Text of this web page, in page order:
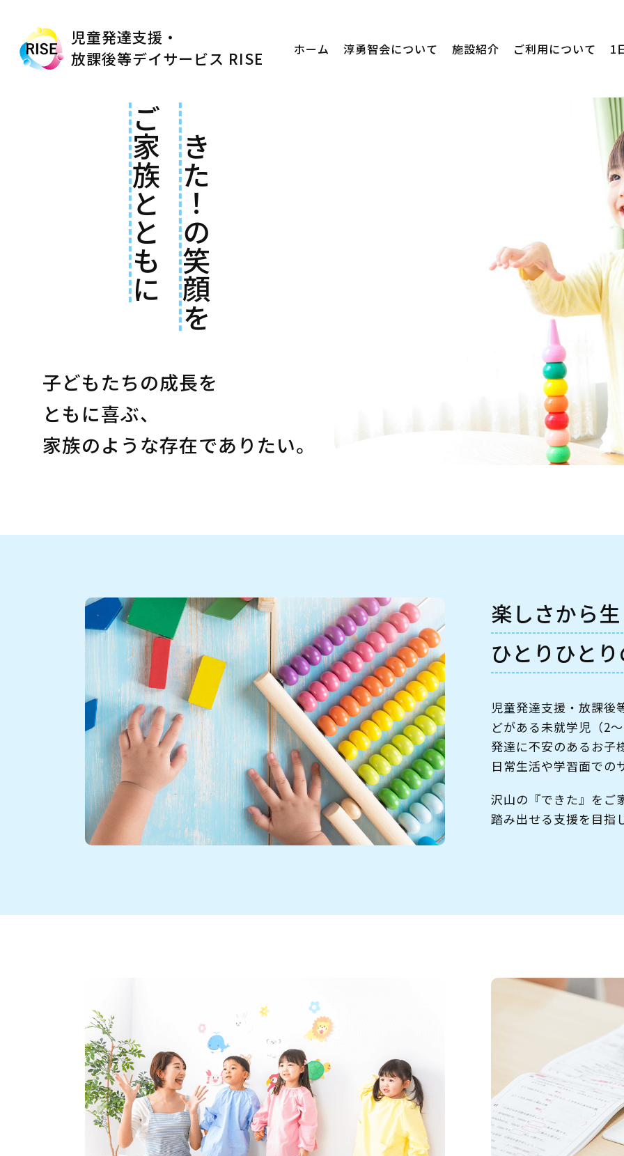
児童発達支援・
放課後等デイサービス RISE
ホーム 淳勇智会について 施設紹介 ご利用について 1
できた！の笑顔を
ご家族とともに
子どもたちの成長を
ともに喜ぶ、
家族のような存在でありたい。
楽しさから
ひとりひと
児童発達支援・放課後
どがある未就学児（2
発達に不安のあるお子
日常生活や学習面での
沢山の『できた』をご
踏み出せる支援を目指